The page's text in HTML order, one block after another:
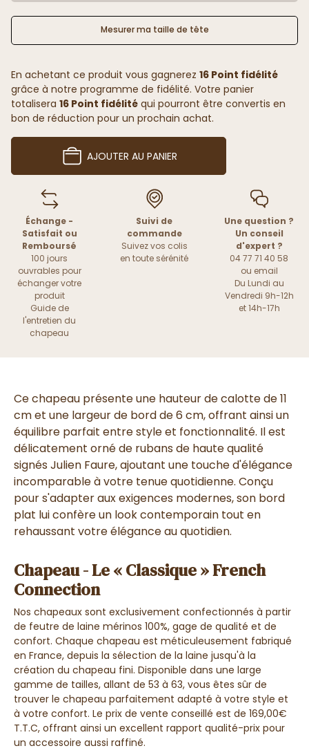
Mesurer ma taille de tête
En achetant ce produit vous gagnerez 16 Point fidélité
grâce à notre programme de fidélité. Votre panier
totalisera 16 Point fidélité qui pourront être convertis en
bon de réduction pour un prochain achat.
AJOUTER AU PANIER
Échange -
Satisfait ou
Remboursé
100 jours
ouvrables pour
échanger votre
produit
Guide de
l'entretien du
chapeau
Suivi de
commande
Suivez vos colis
en toute sérénité
Une question ?
Un conseil
d'expert ?
04 77 71 40 58
ou email
Du Lundi au
Vendredi 9h-12h
et 14h-17h
Ce chapeau présente une hauteur de calotte de 11
cm et une largeur de bord de 6 cm, offrant ainsi un
équilibre parfait entre style et fonctionnalité. Il est
délicatement orné de rubans de haute qualité
signés Julien Faure, ajoutant une touche d'élégance
incomparable à votre tenue quotidienne. Conçu
pour s'adapter aux exigences modernes, son bord
plat lui confère un look contemporain tout en
rehaussant votre élégance au quotidien.
Chapeau - Le « Classique » French
Connection
Nos chapeaux sont exclusivement confectionnés à partir
de feutre de laine mérinos 100%, gage de qualité et de
confort. Chaque chapeau est méticuleusement fabriqué
en France, depuis la sélection de la laine jusqu'à la
création du chapeau fini. Disponible dans une large
gamme de tailles, allant de 53 à 63, vous êtes sûr de
trouver le chapeau parfaitement adapté à votre style et
à votre confort. Le prix de vente conseillé est de 169,00€
T.T.C, offrant ainsi un excellent rapport qualité-prix pour
un accessoire aussi raffiné.